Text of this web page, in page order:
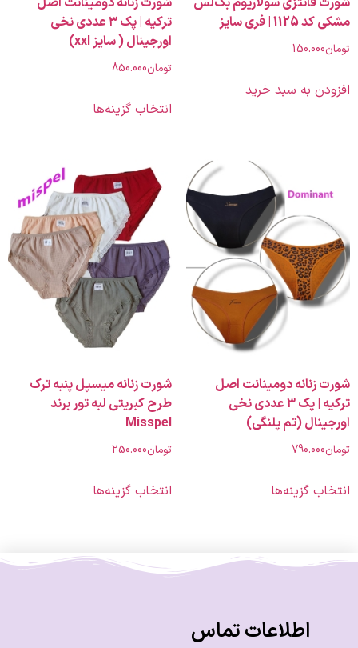
سایز
به سبد خرید
ترکیه | پک ۳ عددی نخی
اورجینال ( سایز xxl)
850.000
انتخاب گزینه‌ها
دومینانت اصل
ترکیه | پک ۳ عددی نخی
(تم پلنگی)
گزینه‌ها
شورت زنانه میسپل پنبه ترک
طرح کبریتی لبه تور برند
Misspel
250.000
انتخاب گزینه‌ها
اطلاعات تماس